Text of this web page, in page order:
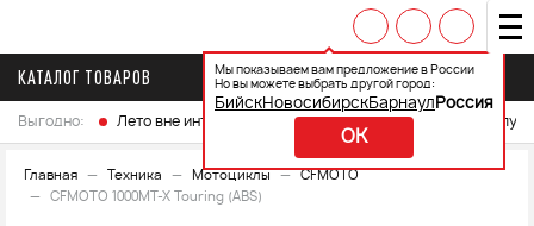
Мы показываем вам предложение в России
Но вы можете выбрать другой город:
БийскНовосибирскБарнаул Россия
OK
КАТАЛОГ ТОВАРОВ
Выгодно: Лето вне интренета Выберите свой мотоцикл и
Главная Техника Мотоциклы
CFMOTO
CFMOTO 1000MT-X Touring (ABS)